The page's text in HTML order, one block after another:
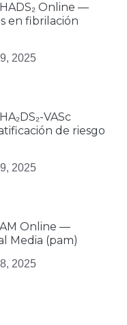
Online —
en fibrilación
2025
VASc
de riesgo
2025
Online —
Media (pam)
2025